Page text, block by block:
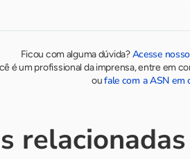
Ficou com alguma dúvida?Acesse
é um profissional da imprensa, entre em
oufale com a ASN em
relacionadas